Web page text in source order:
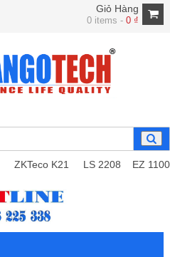
Giỏ Hàng
0 items -0 ₫
ZKTeco K21 LS 2208 EZ 1100